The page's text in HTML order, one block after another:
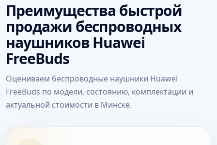
Преимущества быстрой
продажи беспроводных
наушников Huawei
FreeBuds
Оцениваем беспроводные наушники Huawei
FreeBuds по модели, состоянию, комплектации и
актуальной стоимости в Минске.